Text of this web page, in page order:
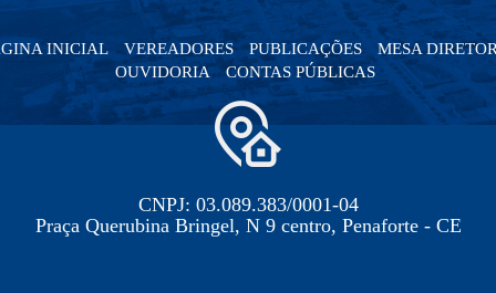
INICIAL VEREADORES PUBLICAÇÕES
MESA
OUVIDORIA
CONTAS PÚBLICAS
CNPJ: 03.089.383/0001-04
Praça Querubina Bringel, N 9 centro, Penaforte - CE